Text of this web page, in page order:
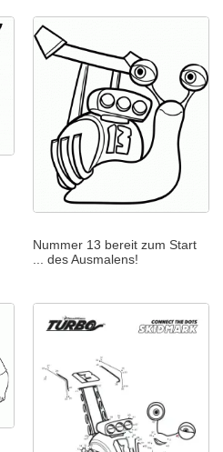
Nummer 13 bereit zum Start
... des Ausmalens!